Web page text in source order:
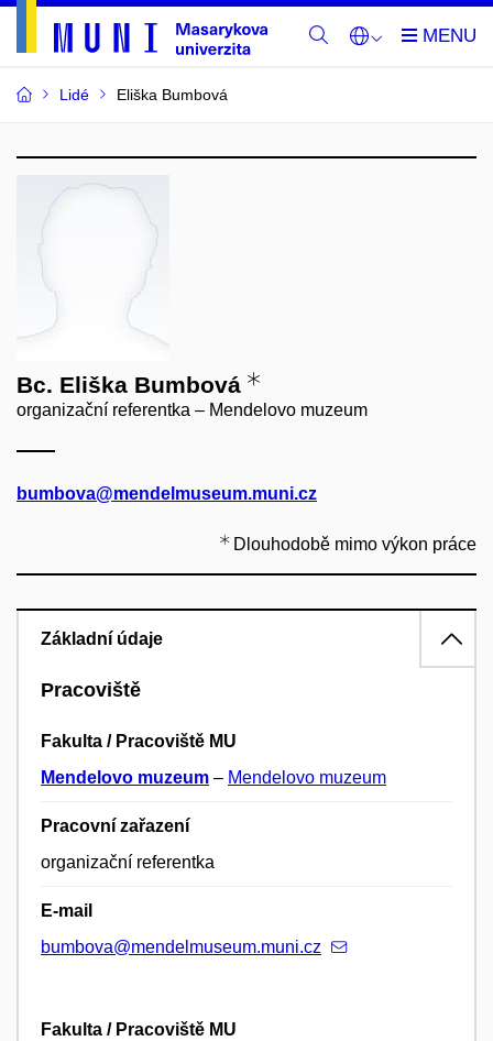
Lidé Eliška Bumbová
Bc. Eliška Bumbová
organizační referentka – Mendelovo muzeum
bumbova@mendelmuseum.muni.cz
Dlouhodobě mimo výkon práce
Základní údaje
Pracoviště
Fakulta / Pracoviště MU
Mendelovo muzeum – Mendelovo muzeum
Pracovní zařazení
organizační referentka
E-mail
bumbova@mendelmuseum.muni.cz
Fakulta / Pracoviště MU